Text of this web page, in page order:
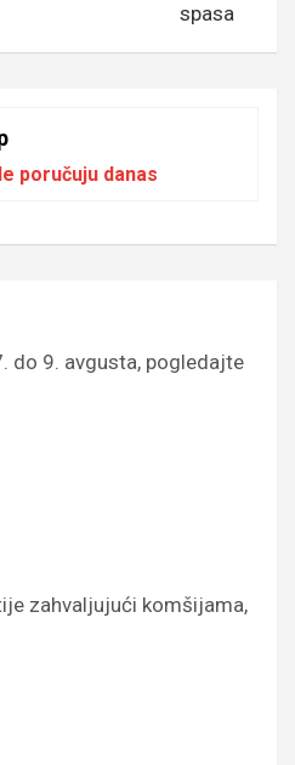
spasa
poručuju danas
do 9. avgusta, pogledajte
zahvaljujući komšijama,